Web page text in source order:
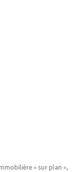
« sur plan »,